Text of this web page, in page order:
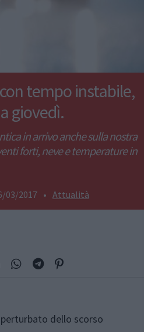
tempo instabile,
giovedì.
in arrivo anche sulla nostra
forti, neve e temperature in
03/2017 • Attualità
dello scorso